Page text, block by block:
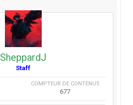
SheppardJ
Staff
COMPTEUR DE CONTENUS
677